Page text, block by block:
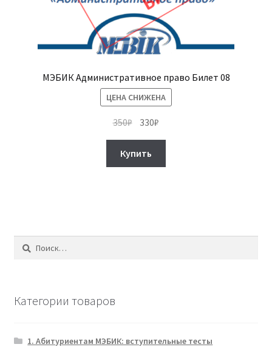
МЭБИК Административное право Билет 08
ЦЕНА СНИЖЕНА
350₽ Первоначальная
составляла
350₽.
330₽
Купить
Найти:
Категории товаров
1. Абитуриентам МЭБИК: вступительные тесты